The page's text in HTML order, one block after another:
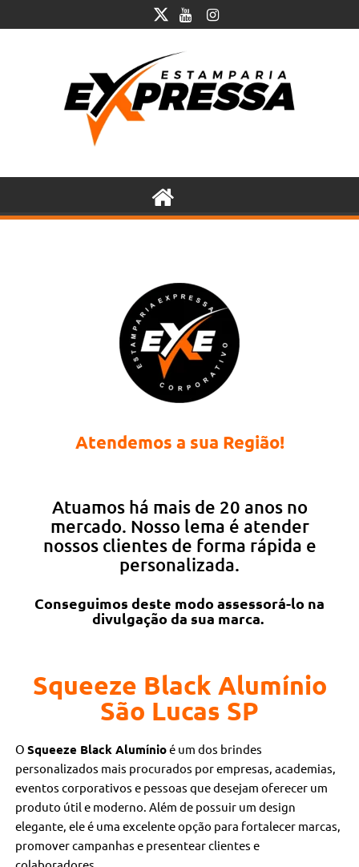
Atendemos a sua Região!
Atuamos há mais de 20 anos no
mercado. Nosso lema é atender
nossos clientes de forma rápida e
personalizada.
Conseguimos deste modo assessorá-lo na
divulgação da sua marca.
Squeeze Black Alumínio
São Lucas SP
OSqueeze Black Alumínioé um dos brindes
personalizados mais procurados por empresas, academias,
eventos corporativos e pessoas que desejam oferecer um
produto útil e moderno. Além de possuir um design
elegante, ele é uma excelente opção para fortalecer marcas,
promover campanhas e presentear clientes e